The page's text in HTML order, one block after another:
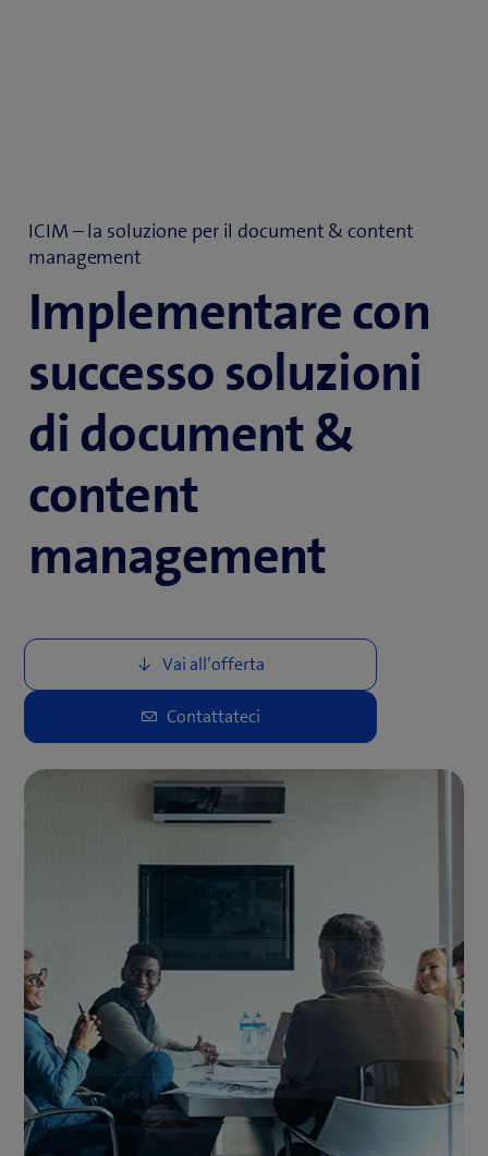
ICIM – la soluzione per il document & content
management
Implementare con
successo soluzioni
di document &
content
management